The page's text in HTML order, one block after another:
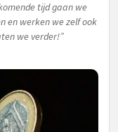
tijd gaan we
en werken we zelf ook
we verder!”